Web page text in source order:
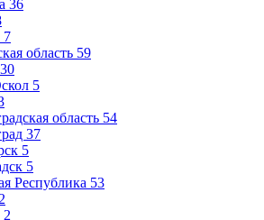
36
7
область 59
30
5
область 54
37
5
5
Республика 53
2